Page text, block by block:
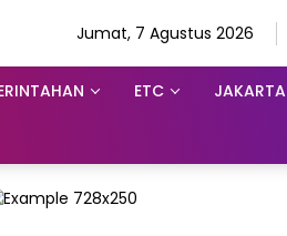
Jumat, 7 Agustus 2026
ETC JAKARTA